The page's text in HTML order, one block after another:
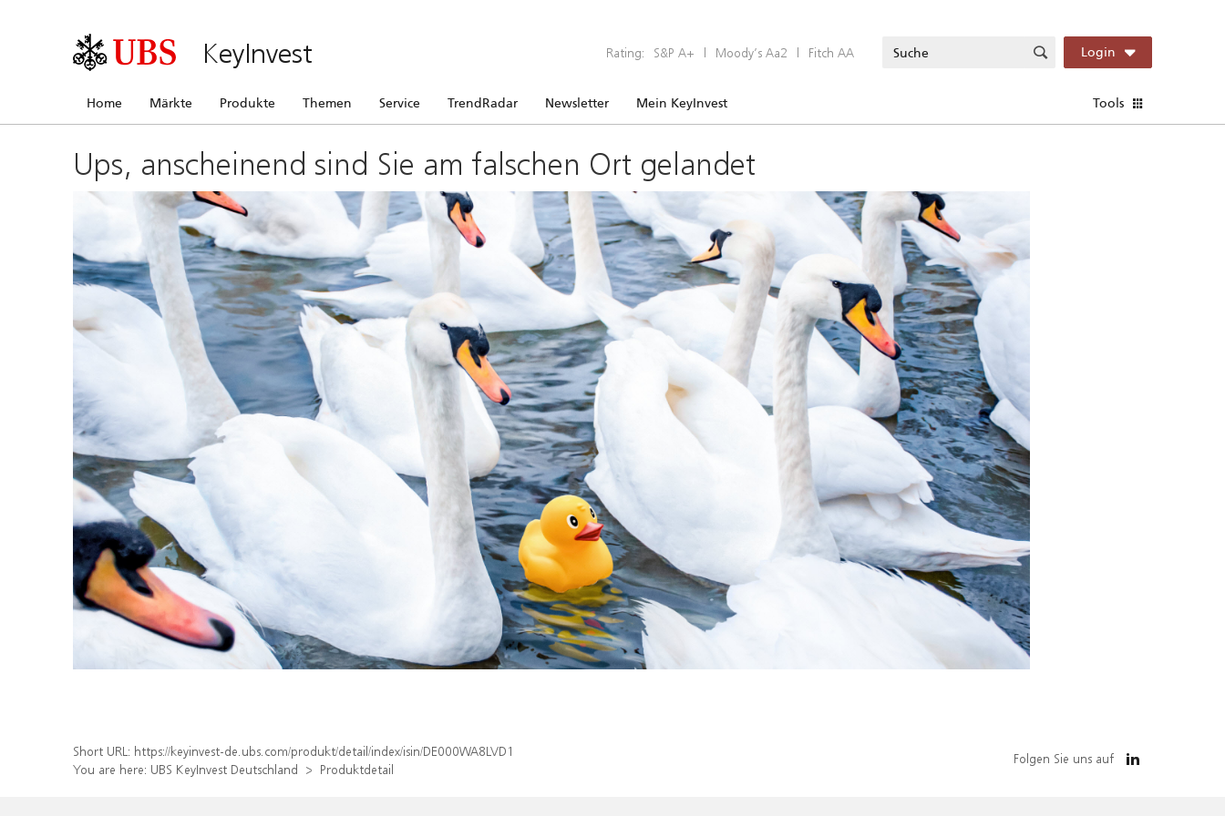
KeyInvest Rating: S&P A+ | Moody’s Aa2 | Fitch AA Login
Home Märkte Produkte Themen Service TrendRadar Newsletter Mein KeyInvest Tools
Ups, anscheinend sind Sie am falschen Ort gelandet
Short URL: https://keyinvest-de.ubs.com/produkt/detail/index/isin/DE000WA8LVD1
You are here: UBS KeyInvest Deutschland Produktdetail
Folgen Sie uns auf